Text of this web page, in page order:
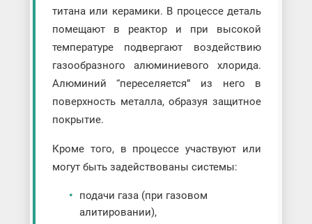
титана или керамики. В процессе деталь
помещают в реактор и при высокой
температуре подвергают воздействию
газообразного алюминиевого хлорида.
Алюминий “переселяется” из него в
поверхность металла, образуя защитное
покрытие.
Кроме того, в процессе участвуют или
могут быть задействованы системы:
подачи газа (при газовом
алитировании),